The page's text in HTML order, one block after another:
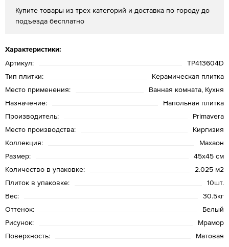
Купите товары из трех категорий и доставка по городу до
подъезда бесплатно
Характеристики:
Артикул:
TP413604D
Тип плитки:
Керамическая плитка
Место применения:
Ванная комната, Кухня
Назначение:
Напольная плитка
Производитель:
Primavera
Место производства:
Киргизия
Коллекция:
Махаон
Размер:
45х45 см
Количество в упаковке:
2.025 м2
Плиток в упаковке:
10шт.
Вес:
30.5кг
Оттенок:
Белый
Рисунок:
Мрамор
Поверхность:
Матовая